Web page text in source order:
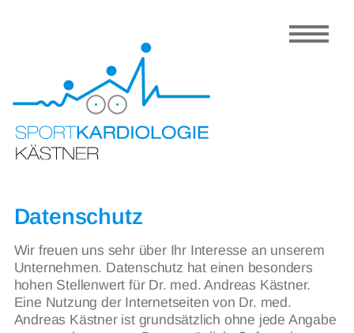
Prävention
Dr. Kästner
Partner
Kontakt
Datenschutz
Wir freuen uns sehr über Ihr Interesse an unserem
Unternehmen. Datenschutz hat einen besonders
hohen Stellenwert für Dr. med. Andreas Kästner.
Eine Nutzung der Internetseiten von Dr. med.
Andreas Kästner ist grundsätzlich ohne jede Angabe